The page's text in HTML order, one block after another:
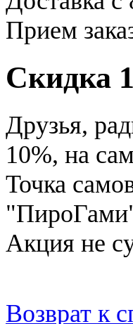
Прием
Скидка
Друзья,
10%, на
Точка
Акция не
Возврат к